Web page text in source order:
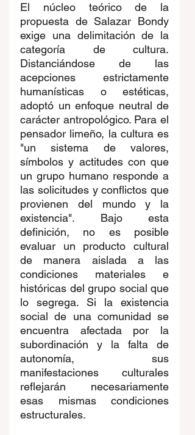
El núcleo teórico de la
propuesta de Salazar Bondy
exige una delimitación de la
categoría de cultura.
Distanciándose de las
acepciones estrictamente
humanísticas o estéticas,
adoptó un enfoque neutral de
carácter antropológico. Para el
pensador limeño, la cultura es
"un sistema de valores,
símbolos y actitudes con que
un grupo humano responde a
las solicitudes y conflictos que
provienen del mundo y la
existencia". Bajo esta
definición, no es posible
evaluar un producto cultural
de manera aislada a las
condiciones materiales e
históricas del grupo social que
lo segrega. Si la existencia
social de una comunidad se
encuentra afectada por la
subordinación y la falta de
autonomía, sus
manifestaciones culturales
reflejarán necesariamente
esas mismas condiciones
estructurales.